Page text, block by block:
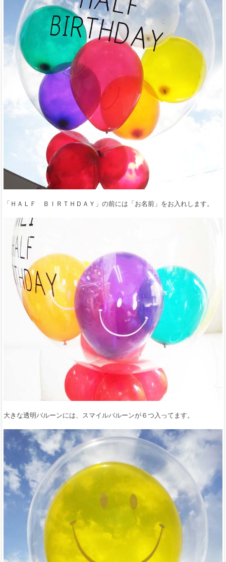
「ＨＡＬＦ ＢＩＲＴＨＤＡＹ」の前には「お名前」をお入れします。
大きな透明バルーンには、スマイルバルーンが６つ入ってます。